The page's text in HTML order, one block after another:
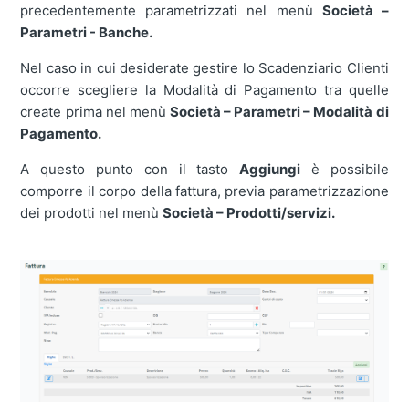
precedentemente parametrizzati nel menù Società –
Parametri - Banche.
Nel caso in cui desiderate gestire lo Scadenziario Clienti
occorre scegliere la Modalità di Pagamento tra quelle
create prima nel menù Società – Parametri – Modalità di
Pagamento.
A questo punto con il tastoAggiungi è possibile
comporre il corpo della fattura, previa parametrizzazione
dei prodotti nel menùSocietà – Prodotti/servizi.